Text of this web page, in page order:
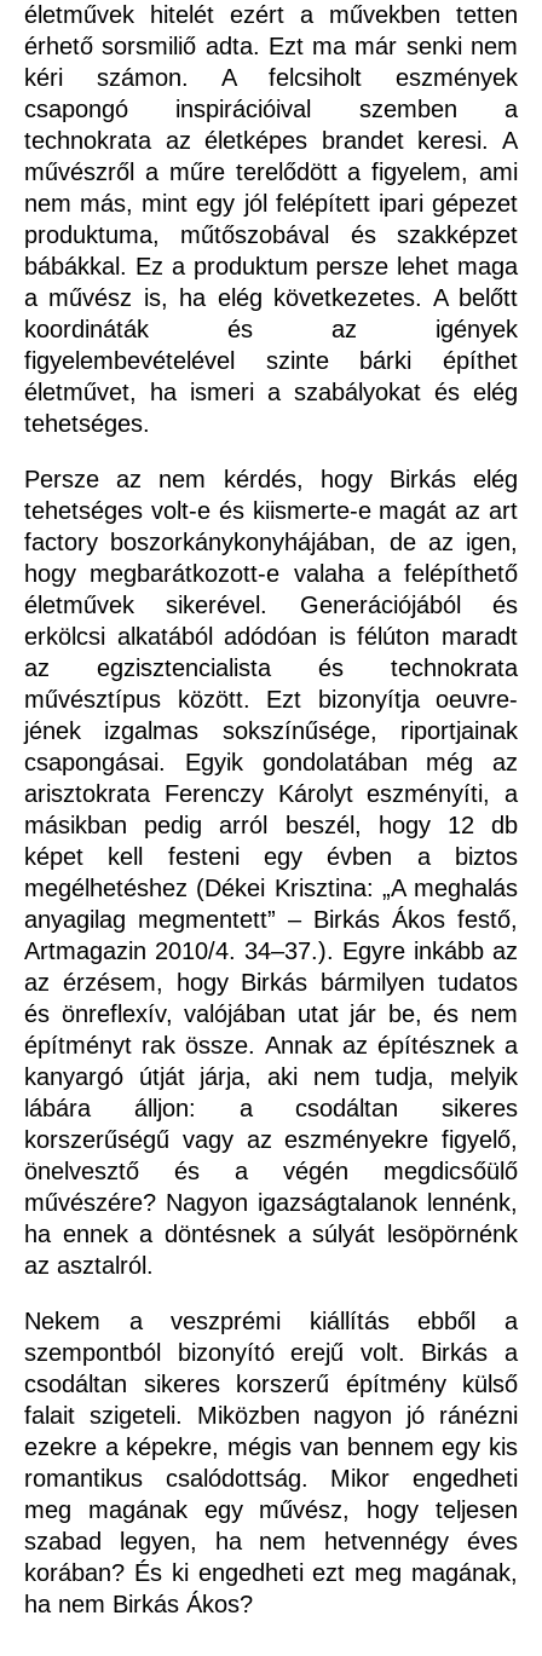
életművek hitelét ezért a művekben tetten
érhető sorsmiliő adta. Ezt ma már senki nem
kéri számon. A felcsiholt eszmények
csapongó inspirációival szemben a
technokrata az életképes brandet keresi. A
művészről a műre terelődött a figyelem, ami
nem más, mint egy jól felépített ipari gépezet
produktuma, műtőszobával és szakképzet
bábákkal. Ez a produktum persze lehet maga
a művész is, ha elég következetes. A belőtt
koordináták és az igények
figyelembevételével szinte bárki építhet
életművet, ha ismeri a szabályokat és elég
tehetséges.
Persze az nem kérdés, hogy Birkás elég
tehetséges volt-e és kiismerte-e magát az art
factory boszorkánykonyhájában, de az igen,
hogy megbarátkozott-e valaha a felépíthető
életművek sikerével. Generációjából és
erkölcsi alkatából adódóan is félúton maradt
az egzisztencialista és technokrata
művésztípus között. Ezt bizonyítja oeuvre-
jének izgalmas sokszínűsége, riportjainak
csapongásai. Egyik gondolatában még az
arisztokrata Ferenczy Károlyt eszményíti, a
másikban pedig arról beszél, hogy 12 db
képet kell festeni egy évben a biztos
megélhetéshez (Dékei Krisztina: „A meghalás
anyagilag megmentett” – Birkás Ákos festő,
Artmagazin 2010/4. 34–37.). Egyre inkább az
az érzésem, hogy Birkás bármilyen tudatos
és önreflexív, valójában utat jár be, és nem
építményt rak össze. Annak az építésznek a
kanyargó útját járja, aki nem tudja, melyik
lábára álljon: a csodáltan sikeres
korszerűségű vagy az eszményekre figyelő,
önelvesztő és a végén megdicsőülő
művészére? Nagyon igazságtalanok lennénk,
ha ennek a döntésnek a súlyát lesöpörnénk
az asztalról.
Nekem a veszprémi kiállítás ebből a
szempontból bizonyító erejű volt. Birkás a
csodáltan sikeres korszerű építmény külső
falait szigeteli. Miközben nagyon jó ránézni
ezekre a képekre, mégis van bennem egy kis
romantikus csalódottság. Mikor engedheti
meg magának egy művész, hogy teljesen
szabad legyen, ha nem hetvennégy éves
korában? És ki engedheti ezt meg magának,
ha nem Birkás Ákos?